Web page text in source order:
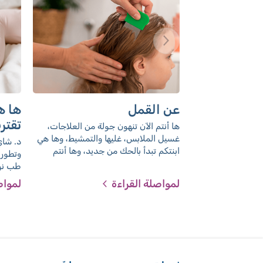
عن القمل
ها أنتم الآن تنهون جولة من العلاجات،
غسيل الملابس، غليها والتمشيط، وها هي
ابنتكم تبدأ بالحك من جديد، وها أنتم
الأنجع لمنع هذه الظاهرة
لمواصلة القراءة
ها
د.
طب
أجل